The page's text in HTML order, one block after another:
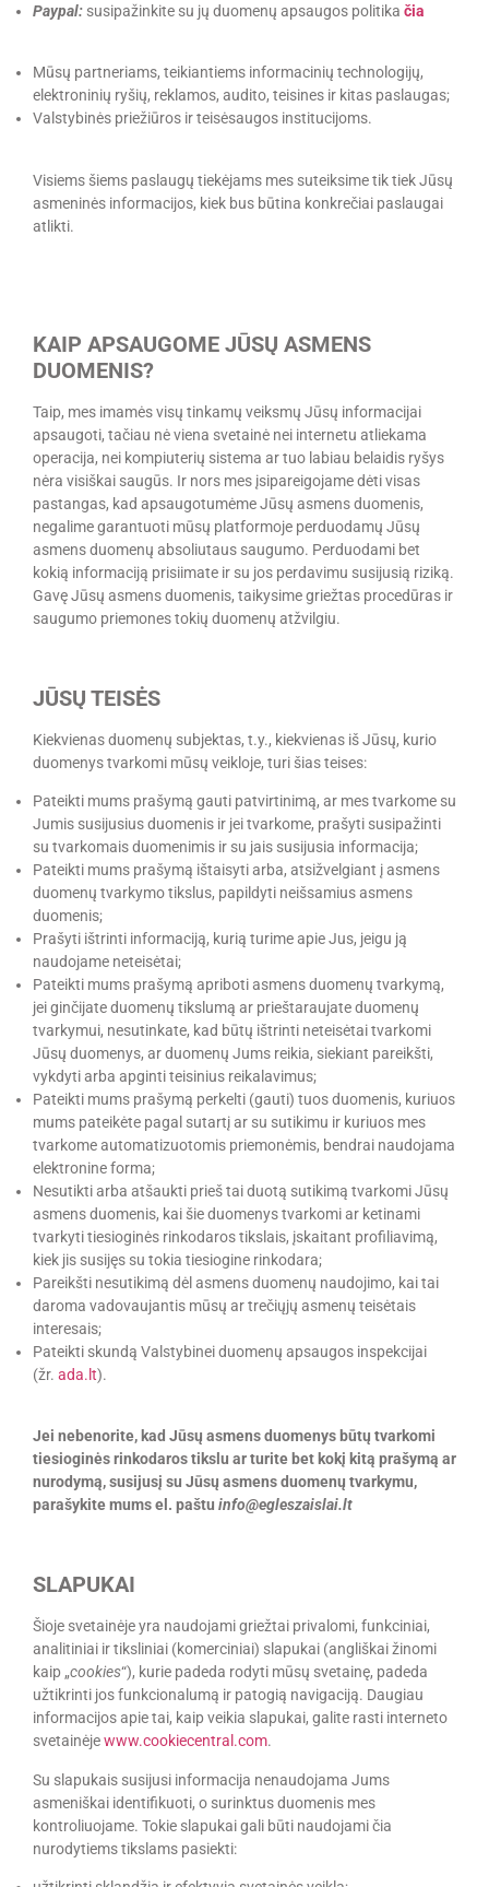
Paypal: susipažinkite su jų duomenų apsaugos politika čia
Mūsų partneriams, teikiantiems informacinių technologijų,
elektroninių ryšių, reklamos, audito, teisines ir kitas paslaugas;
Valstybinės priežiūros ir teisėsaugos institucijoms.
Visiems šiems paslaugų tiekėjams mes suteiksime tik tiek Jūsų
asmeninės informacijos, kiek bus būtina konkrečiai paslaugai
atlikti.
KAIP APSAUGOME JŪSŲ ASMENS
DUOMENIS?
Taip, mes imamės visų tinkamų veiksmų Jūsų informacijai
apsaugoti, tačiau nė viena svetainė nei internetu atliekama
operacija, nei kompiuterių sistema ar tuo labiau belaidis ryšys
nėra visiškai saugūs. Ir nors mes įsipareigojame dėti visas
pastangas, kad apsaugotumėme Jūsų asmens duomenis,
negalime garantuoti mūsų platformoje perduodamų Jūsų
asmens duomenų absoliutaus saugumo. Perduodami bet
kokią informaciją prisiimate ir su jos perdavimu susijusią riziką.
Gavę Jūsų asmens duomenis, taikysime griežtas procedūras ir
saugumo priemones tokių duomenų atžvilgiu.
JŪSŲ TEISĖS
Kiekvienas duomenų subjektas, t.y., kiekvienas iš Jūsų, kurio
duomenys tvarkomi mūsų veikloje, turi šias teises:
Pateikti mums prašymą gauti patvirtinimą, ar mes tvarkome su
Jumis susijusius duomenis ir jei tvarkome, prašyti susipažinti
su tvarkomais duomenimis ir su jais susijusia informacija;
Pateikti mums prašymą ištaisyti arba, atsižvelgiant į asmens
duomenų tvarkymo tikslus, papildyti neišsamius asmens
duomenis;
Prašyti ištrinti informaciją, kurią turime apie Jus, jeigu ją
naudojame neteisėtai;
Pateikti mums prašymą apriboti asmens duomenų tvarkymą,
jei ginčijate duomenų tikslumą ar prieštaraujate duomenų
tvarkymui, nesutinkate, kad būtų ištrinti neteisėtai tvarkomi
Jūsų duomenys, ar duomenų Jums reikia, siekiant pareikšti,
vykdyti arba apginti teisinius reikalavimus;
Pateikti mums prašymą perkelti (gauti) tuos duomenis, kuriuos
mums pateikėte pagal sutartį ar su sutikimu ir kuriuos mes
tvarkome automatizuotomis priemonėmis, bendrai naudojama
elektronine forma;
Nesutikti arba atšaukti prieš tai duotą sutikimą tvarkomi Jūsų
asmens duomenis, kai šie duomenys tvarkomi ar ketinami
tvarkyti tiesioginės rinkodaros tikslais, įskaitant profiliavimą,
kiek jis susijęs su tokia tiesiogine rinkodara;
Pareikšti nesutikimą dėl asmens duomenų naudojimo, kai tai
daroma vadovaujantis mūsų ar trečiųjų asmenų teisėtais
interesais;
Pateikti skundą Valstybinei duomenų apsaugos inspekcijai
(žr. ada.lt).
Jei nebenorite, kad Jūsų asmens duomenys būtų tvarkomi
tiesioginės rinkodaros tikslu ar turite bet kokį kitą prašymą ar
nurodymą, susijusį su Jūsų asmens duomenų tvarkymu,
parašykite mums el. paštu info@egleszaislai.lt
SLAPUKAI
Šioje svetainėje yra naudojami griežtai privalomi, funkciniai,
analitiniai ir tiksliniai (komerciniai) slapukai (angliškai žinomi
kaip „cookies“), kurie padeda rodyti mūsų svetainę, padeda
užtikrinti jos funkcionalumą ir patogią navigaciją. Daugiau
informacijos apie tai, kaip veikia slapukai, galite rasti interneto
svetainėjewww.cookiecentral.com.
Su slapukais susijusi informacija nenaudojama Jums
asmeniškai identifikuoti, o surinktus duomenis mes
kontroliuojame. Tokie slapukai gali būti naudojami čia
nurodytiems tikslams pasiekti: